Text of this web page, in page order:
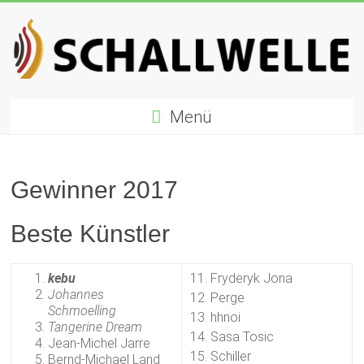
Inhalt
springen
Preis
für
Musik
Menü
Gewinner 2017
Beste Künstler
kebu
Johannes
Schmoelling
Tangerine Dream
Jean-Michel Jarre
Bernd-Michael Land
11. Fryderyk Jona
12. Perge
13. hhnoi
14. Sasa Tosic
15. Schiller